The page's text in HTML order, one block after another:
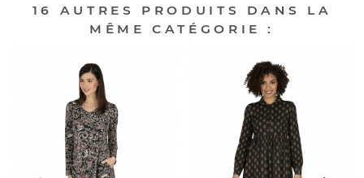
16 AUTRES PRODUITS DANS LA
MÊME CATÉGORIE :